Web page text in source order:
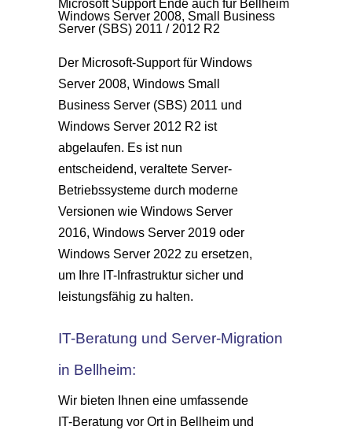
Microsoft Support Ende auch für Bellheim
Windows Server 2008, Small Business
Server (SBS) 2011 / 2012 R2
Der Microsoft-Support für Windows
Server 2008, Windows Small
Business Server (SBS) 2011 und
Windows Server 2012 R2 ist
abgelaufen. Es ist nun
entscheidend, veraltete Server-
Betriebssysteme durch moderne
Versionen wie Windows Server
2016, Windows Server 2019 oder
Windows Server 2022 zu ersetzen,
um Ihre IT-Infrastruktur sicher und
leistungsfähig zu halten.
IT-Beratung und Server-Migration
in Bellheim:
Wir bieten Ihnen eine umfassende
IT-Beratung vor Ort in Bellheim und